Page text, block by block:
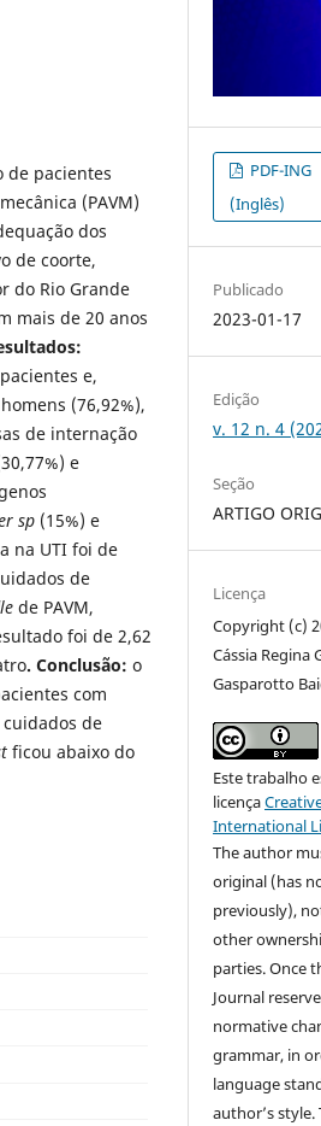
de pacientes
(PAVM)
dos
de coorte,
do Rio Grande
mais de 20 anos
e,
(76,92%),
de internação
e
sp (15%) e
na UTI foi de
de
de PAVM,
foi de 2,62
. Conclusão: o
com
de
ficou abaixo do
PDF-ING
(Inglês)
Publicado
2023-01-17
Edição
v. 12 n. 4
Seção
ARTIGO
Licença
Copyright (c)
Cássia Regina
Gasparotto
Este trabalho
licença
International
The author
original (has
previously),
other
parties. Once
Journal
normative
grammar, in
language
author’s